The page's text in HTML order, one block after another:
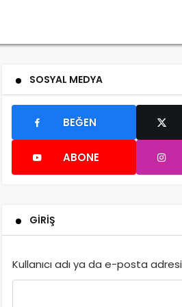
SOSYAL MEDYA
BEĞEN
ABONE
GIRIŞ
Kullanıcı adı ya da e-posta adresi